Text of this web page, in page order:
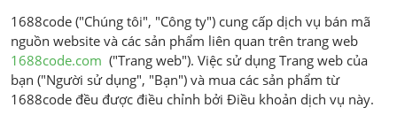
1688code ("Chúng tôi", "Công ty") cung cấp dịch vụ bán mã
nguồn website và các sản phẩm liên quan trên trang web
1688code.com ("Trang web"). Việc sử dụng Trang web của
bạn ("Người sử dụng", "Bạn") và mua các sản phẩm từ
1688code đều được điều chỉnh bởi Điều khoản dịch vụ này.